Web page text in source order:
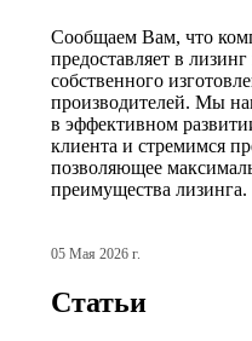
Сообщаем Вам, что
предоставляет в
собственного
производителей. Мы
в эффективном
клиента и стремимся
позволяющее
преимущества лизинга.
05 Мая 2026 г.
Статьи